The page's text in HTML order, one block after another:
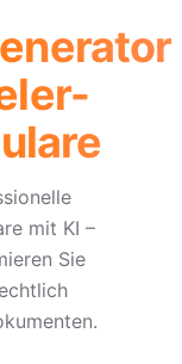
mit KI –
Sie